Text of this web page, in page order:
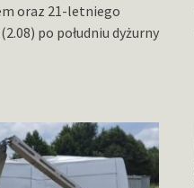
oraz 21-letniego
po południu dyżurny